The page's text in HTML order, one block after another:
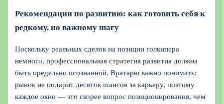
Рекомендации по развитию: как готовить себя к
редкому, но важному шагу
Поскольку реальных сделок на позиции голкипера
немного, профессиональная стратегия развития должна
быть предельно осознанной. Вратарю важно понимать:
рынок не подарит десяток шансов за карьеру, поэтому
каждое окно — это скорее вопрос позиционирования, чем